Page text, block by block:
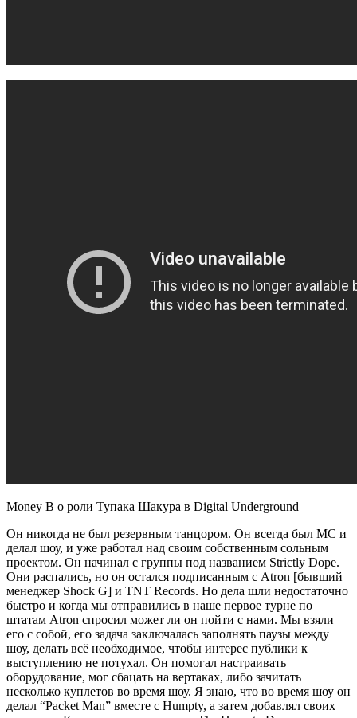
Money B о роли Тупака Шакура в Digital Underground
Он никогда не был резервным танцором. Он всегда был MC и
делал шоу, и уже работал над своим собственным сольным
проектом. Он начинал с группы под названием Strictly Dope.
Они распались, но он остался подписанным с Atron [бывший
менеджер Shock G] и TNT Records. Но дела шли недостаточно
быстро и когда мы отправились в наше первое турне по
штатам Atron спросил может ли он пойти с нами. Мы взяли
его с собой, его задача заключалась заполнять паузы между
шоу, делать всё необходимое, чтобы интерес публики к
выступлению не потухал. Он помогал настраивать
оборудование, мог сбацать на вертаках, либо зачитать
несколько куплетов во время шоу. Я знаю, что во время шоу он
делал “Packet Man” вместе с Humpty, а затем добавлял своих